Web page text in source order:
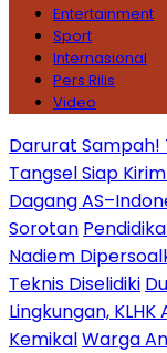
Entertainment
Sport
Internasional
Pers Rilis
Video
Darurat Sampah!
Tangsel Siap
Dagang
Sorotan
Nadiem
Teknis Diselidiki
Lingkungan,
KemikalWarga